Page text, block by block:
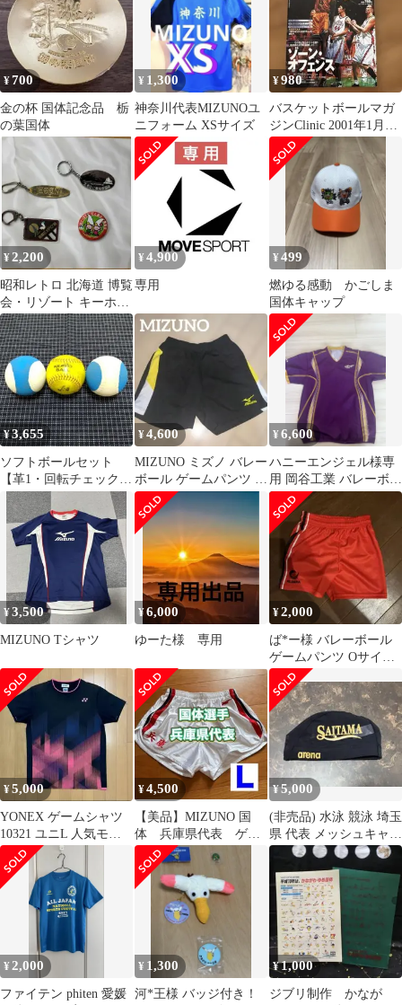
¥700
金の杯 国体記念品 栃
の葉国体
¥ 1,300
神奈川代表MIZUNOユ
ニフォーム XSサイズ
¥980
バスケットボールマガ
ジンClinic 2001年1月号
ゾーンオフェンス 練習
法
¥2,200
昭和レトロ 北海道 博覧
会・リゾート キーホル
ダー＆缶バッジ 4点セ
ット 当時物
¥ 4,900
専用
¥499
燃ゆる感動 かごしま
国体キャップ
¥3,655
ソフトボールセット
【革1・回転チェック
2】
¥4,600
MIZUNO ミズノ バレー
ボール ゲームパンツ 国
体 大学バレー インター
ハイ
¥6,600
ハニーエンジェル様専
用 岡谷工業 バレーボー
ル ピステ Tシャツ XL
サイズ
¥3,500
MIZUNO Tシャツ
¥6,000
ゆーた様 専用
¥2,000
ば*ー様 バレーボール
ゲームパンツ Oサイズ
赤 ミレグラ 国体 イン
ターハイ
¥5,000
YONEX ゲームシャツ
10321 ユニL 人気モデ
ル 希少 ウェア
¥4,500
【美品】MIZUNO 国
体 兵庫県代表 ゲー
ムパンツ L 光沢 シ
ョートパンツ
¥5,000
(非売品) 水泳 競泳 埼玉
県 代表 メッシュキャッ
プ
¥ 2,000
ファイテン phiten 愛媛
¥ 1,300
河*王様 バッジ付き！
¥1,000
ジブリ制作 かなが